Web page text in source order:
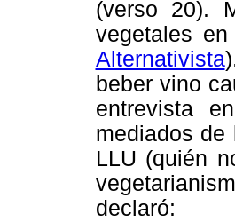
(verso 20).
vegetales
Alternativista
beber vino
entrevista
mediados de
LLU (quién
declaró: